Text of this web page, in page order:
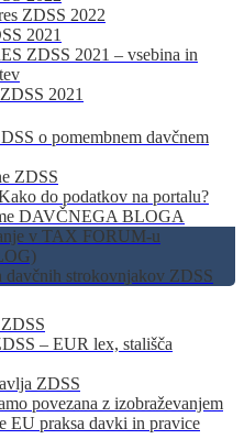
ZDSS 2022
2021
ZDSS 2021 – vsebina in
2021
o pomembnem davčnem
ZDSS
do podatkov na portalu?
DAVČNEGA BLOGA
v TAX FORUM-u
davčnih strokovnjakov ZDSS
– EUR lex, stališča
ZDSS
povezana z izobraževanjem
EU praksa davki in pravice